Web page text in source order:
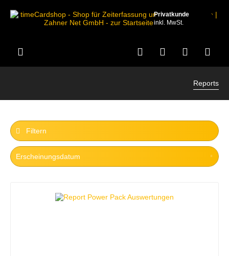
Privatkunde
inkl. MwSt.
Reports
Filtern